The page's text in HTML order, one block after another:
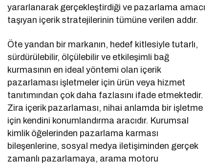
yararlanarak gerçekleştirdiği ve pazarlama amacı
taşıyan içerik stratejilerinin tümüne verilen addır.
Öte yandan bir markanın, hedef kitlesiyle tutarlı,
sürdürülebilir, ölçülebilir ve etkileşimli bağ
kurmasının en ideal yöntemi olan içerik
pazarlaması işletmeler için ürün veya hizmet
tanıtımından çok daha fazlasını ifade etmektedir.
Zira içerik pazarlaması, nihai anlamda bir işletme
için kendini konumlandırma aracıdır. Kurumsal
kimlik öğelerinden pazarlama karması
bileşenlerine, sosyal medya iletişiminden gerçek
zamanlı pazarlamaya, arama motoru